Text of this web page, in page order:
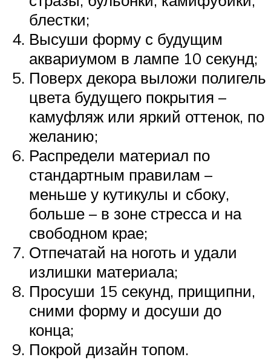
блестки;
Высуши форму с будущим
аквариумом в лампе 10 секунд;
Поверх декора выложи полигель
цвета будущего покрытия –
камуфляж или яркий оттенок, по
желанию;
Распредели материал по
стандартным правилам –
меньше у кутикулы и сбоку,
больше – в зоне стресса и на
свободном крае;
Отпечатай на ноготь и удали
излишки материала;
Просуши 15 секунд, прищипни,
сними форму и досуши до
конца;
Покрой дизайн топом.